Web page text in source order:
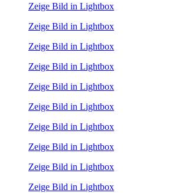
Zeige Bild in Lightbox
Zeige Bild in Lightbox
Zeige Bild in Lightbox
Zeige Bild in Lightbox
Zeige Bild in Lightbox
Zeige Bild in Lightbox
Zeige Bild in Lightbox
Zeige Bild in Lightbox
Zeige Bild in Lightbox
Zeige Bild in Lightbox